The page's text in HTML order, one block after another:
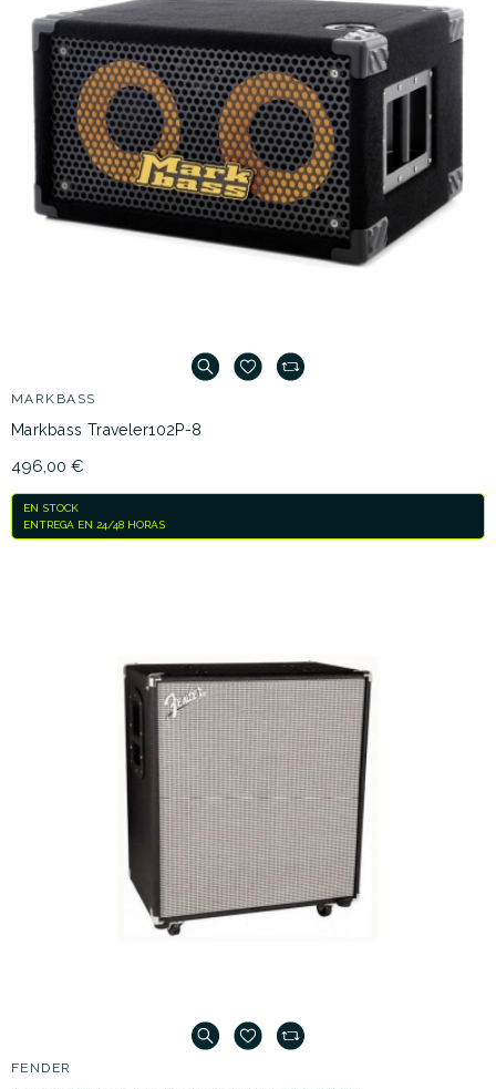
MARKBASS
Markbass Traveler102P-8
496,00 €
EN STOCK
ENTREGA EN 24/48 HORAS
FENDER